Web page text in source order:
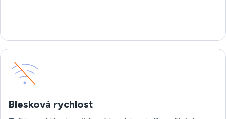
Blesková rychlost